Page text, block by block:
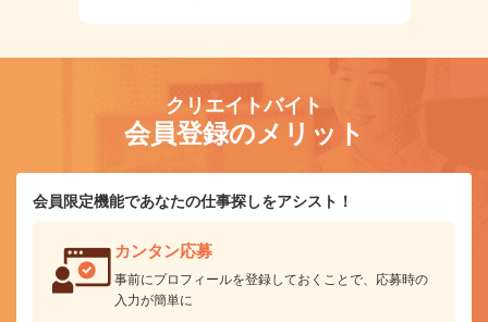
クリエイトバイト
会員登録のメリット
会員限定機能であなたの仕事探しをアシスト！
カンタン応募
事前にプロフィールを登録しておくことで、応募時の
入力が簡単に